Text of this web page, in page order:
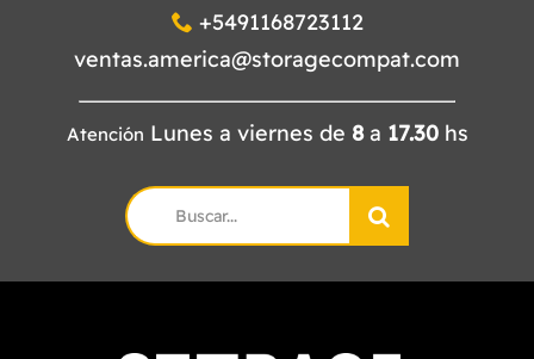
+5491168723112
ventas.america@storagecompat.com
Atención Lunes a viernes de 8a 17.30hs
Search
for: